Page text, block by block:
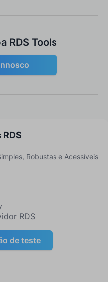
RDS Tools
Robustas e Acessíveis
RDS
de teste